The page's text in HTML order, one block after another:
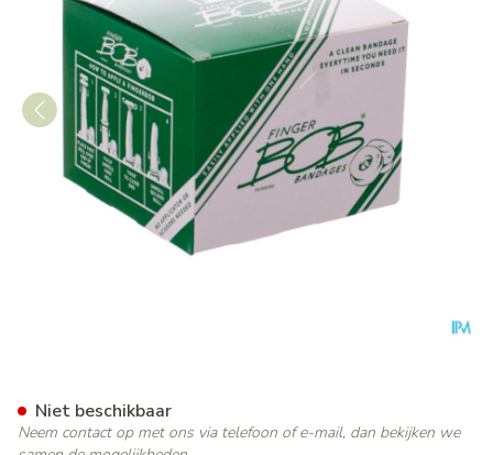
Niet beschikbaar
Neem contact op met ons via telefoon of e-mail, dan bekijken we